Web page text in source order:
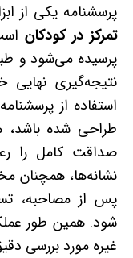
پرسشنامه یکی از
تمرکز در کودکان
پرسیده می‌شود و
نتیجه‌گیری نهایی
استفاده از
طراحی شده باشد،
صداقت کامل را
نشانه‌ها، همچنان
پس از مصاحبه،
شود. همین طور
غیره مورد بررسی